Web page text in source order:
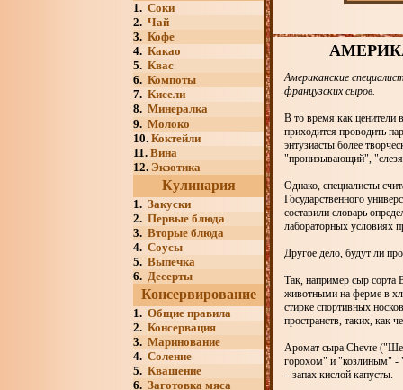
1. Соки
2. Чай
3. Кофе
4. Какао
5. Квас
6. Компоты
7. Кисели
8. Минералка
9. Молоко
10. Коктейли
11. Вина
12. Экзотика
Кулинария
1. Закуски
2. Первые блюда
3. Вторые блюда
4. Соусы
5. Выпечка
6. Десерты
Консервирование
1. Общие правила
2. Консервация
3. Маринование
4. Соление
5. Квашение
6. Заготовка мяса
Американские
французских сыров.
В то время как ценители
приходится проводить
энтузиасты более
"пронизывающий",
Однако, специалисты
Государственного
составили словарь
лабораторных условиях
Другое дело, будут ли
Так, например сыр сорта
животными на ферме в
стирке спортивных
пространств, таких, как
Аромат сыра Chevre
горохом" и "козлиным" -
– запах кислой капусты.